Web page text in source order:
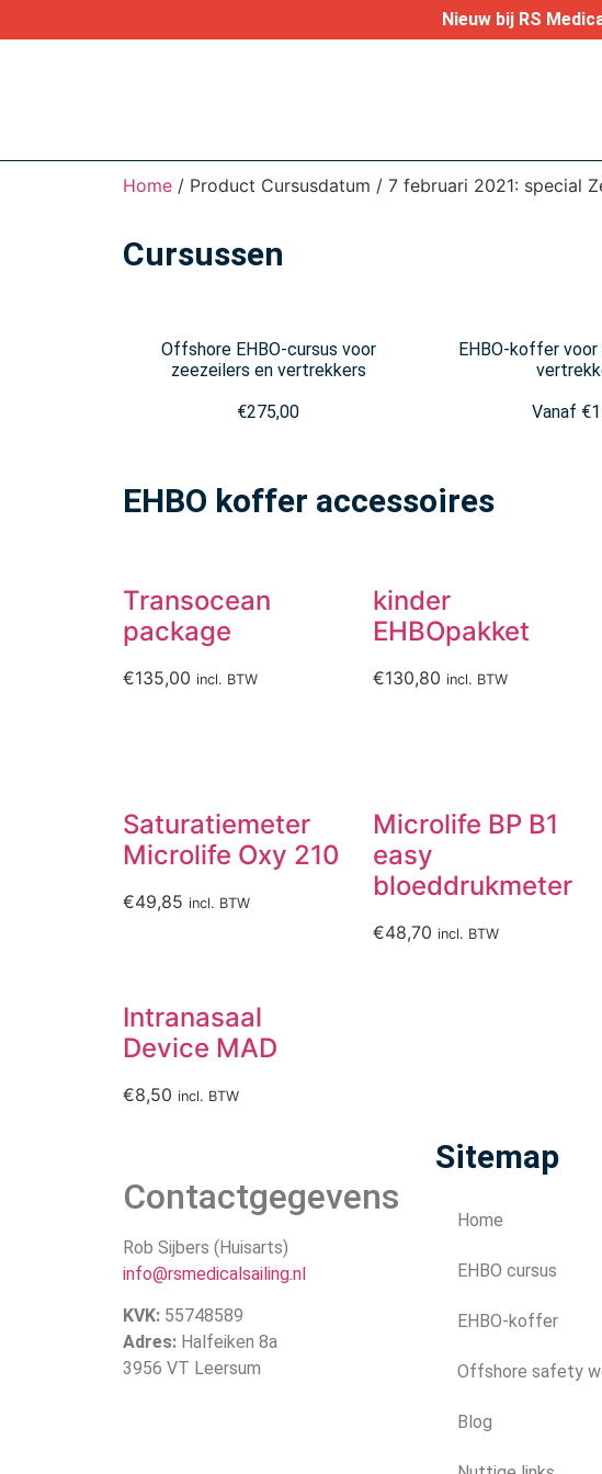
Nieuw bij RS
Home / Product Cursusdatum / 7 februari 2021: special
Cursussen
Offshore EHBO-cursus voor
zeezeilers en vertrekkers
€275,00
EHBO-koffer
Vanaf €
EHBO koffer accessoires
Transocean
package
€135,00 incl. BTW
kinder
EHBOpakket
€130,80 incl. BTW
Saturatiemeter
Microlife Oxy 210
€49,85 incl. BTW
Microlife BP B1
easy
bloeddrukmeter
€48,70 incl. BTW
Intranasaal
Device MAD
€8,50 incl. BTW
Contactgegevens
Rob Sijbers (Huisarts)
info@rsmedicalsailing.nl
KVK: 55748589
Adres: Halfeiken 8a
3956 VT Leersum
Sitemap
Home
EHBO cursus
EHBO-koffer
Offshore safety
Blog